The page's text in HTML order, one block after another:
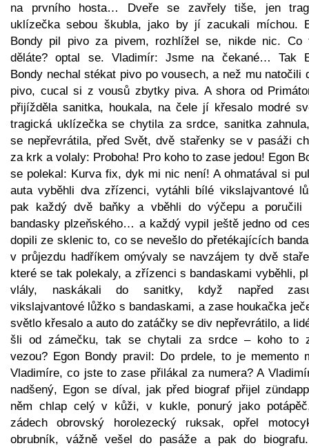
na prvního hosta… Dveře se zavřely tiše, jen
uklízečka sebou škubla, jako by jí zacukali míchou.
Bondy pil pivo za pivem, rozhlížel se, nikde nic. Co
děláte? optal se. Vladimír: Jsme na čekané… Tak
Bondy nechal stékat pivo po vousech, a než mu natočili
pivo, cucal si z vousů zbytky piva. A shora od
přijížděla sanitka, houkala, na čele jí křesalo modré
tragická uklízečka se chytila za srdce, sanitka
se nepřevrátila, před Svět, dvě stařenky se v pasáži
za krk a volaly: Proboha! Pro koho to zase jedou! Egon
se polekal: Kurva fix, dyk mi nic není! A ohmatával si
auta vyběhli dva zřízenci, vytáhli bílé vikslajvantové
pak každý dvě baňky a vběhli do výčepu a poručili
bandasky plzeňského… a každý vypil ještě jedno od
dopili ze sklenic to, co se nevešlo do přetékajících
v průjezdu hadříkem omývaly se navzájem ty dvě
které se tak polekaly, a zřízenci s bandaskami vyběhli,
vlály, naskákali do sanitky, když napřed
vikslajvantové lůžko s bandaskami, a zase houkačka
světlo křesalo a auto do zatáčky se div nepřevrátilo, a
šli od zámečku, tak se chytali za srdce – koho to
vezou? Egon Bondy pravil: Do prdele, to je memento
Vladimíre, co jste to zase přilákal za numera? A
nadšený, Egon se díval, jak před biograf přijel
něm chlap celý v kůži, v kukle, ponurý jako
zádech obrovský horolezecký ruksak, opřel
obrubník, vážně vešel do pasáže a pak do